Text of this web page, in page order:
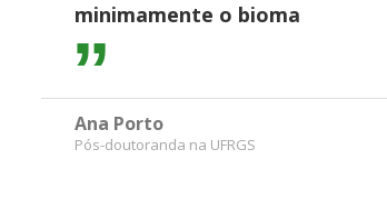
minimamente o bioma
Ana Porto
Pós-doutoranda na UFRGS